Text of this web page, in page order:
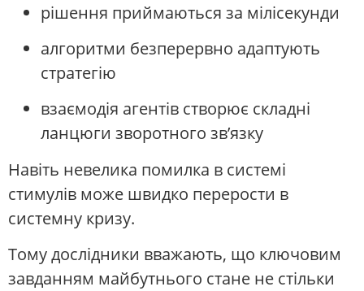
рішення приймаються за мілісекунди
алгоритми безперервно адаптують
стратегію
взаємодія агентів створює складні
ланцюги зворотного зв’язку
Навіть невелика помилка в системі
стимулів може швидко перерости в
системну кризу.
Тому дослідники вважають, що ключовим
завданням майбутнього стане не стільки